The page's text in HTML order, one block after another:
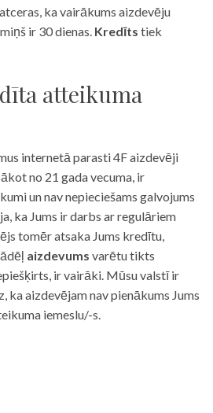
ka vairākums aizdevēju
ir 30 dienas. Kredīts tiek
atteikuma
internetā parasti 4F aizdevēji
no 21 gada vecuma, ir
un nav nepieciešams galvojums
ka Jums ir darbs ar regulāriem
tomēr atsaka Jums kredītu,
aizdevums varētu tikts
ir vairāki. Mūsu valstī ir
ka aizdevējam nav pienākums Jums
iemeslu/-s.